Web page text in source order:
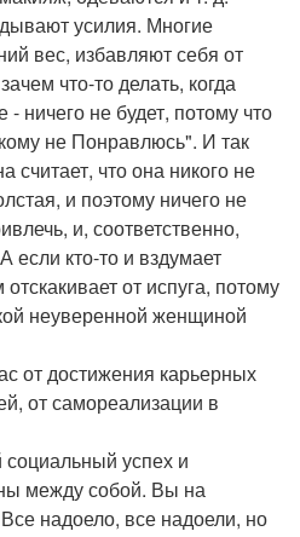
усилия. Многие
вес, избавляют себя от
что-то делать, когда
ничего не будет, потому что
не Понравлюсь". И так
считает, что она никого не
и поэтому ничего не
и, соответственно,
если кто-то и вздумает
от испуга, потому
неуверенной женщиной
от достижения карьерных
от самореализации в
успех и
между собой. Вы на
надоело, все надоели, но